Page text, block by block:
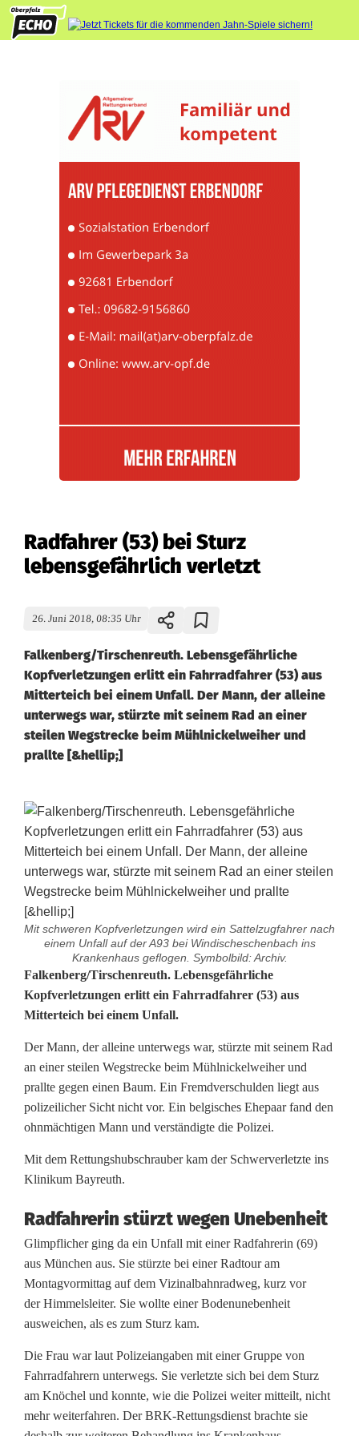
Radfahrer (53) bei Sturz
lebensgefährlich verletzt
26. Juni 2018, 08:35 Uhr
Falkenberg/Tirschenreuth. Lebensgefährliche
Kopfverletzungen erlitt ein Fahrradfahrer (53) aus
Mitterteich bei einem Unfall. Der Mann, der alleine
unterwegs war, stürzte mit seinem Rad an einer
steilen Wegstrecke beim Mühlnickelweiher und
prallte [&hellip;]
Mit schweren Kopfverletzungen wird ein Sattelzugfahrer nach
einem Unfall auf der A93 bei Windischeschenbach ins
Krankenhaus geflogen. Symbolbild: Archiv.
R
a
d
f
a
h
r
r
(
5
3
b
e
Falkenberg/Tirschenreuth. Lebensgefährliche
Kopfverletzungen erlitt ein Fahrradfahrer (53) aus
Mitterteich bei einem Unfall.
Der Mann, der alleine unterwegs war, stürzte mit seinem Rad
an einer steilen Wegstrecke beim Mühlnickelweiher und
prallte gegen einen Baum. Ein Fremdverschulden liegt aus
polizeilicher Sicht nicht vor. Ein belgisches Ehepaar fand den
ohnmächtigen Mann und verständigte die Polizei.
Mit dem Rettungshubschrauber kam der Schwerverletzte ins
Klinikum Bayreuth.
Radfahrerin stürzt wegen Unebenheit
Glimpflicher ging da ein Unfall mit einer Radfahrerin (69)
aus München aus. Sie stürzte bei einer Radtour am
Montagvormittag auf dem Vizinalbahnradweg, kurz vor
der Himmelsleiter. Sie wollte einer Bodenunebenheit
ausweichen, als es zum Sturz kam.
Die Frau war laut Polizeiangaben mit einer Gruppe von
Fahrradfahrern unterwegs. Sie verletzte sich bei dem Sturz
am Knöchel und konnte, wie die Polizei weiter mitteilt, nicht
mehr weiterfahren. Der BRK-Rettungsdienst brachte sie